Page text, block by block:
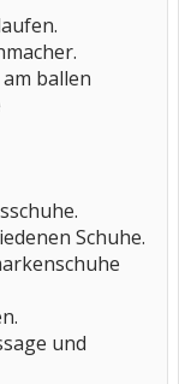
ballen
Schuhe.
und